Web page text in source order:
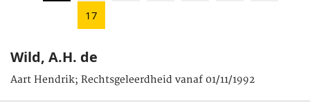
17
Wild, A.H. de
Aart Hendrik; Rechtsgeleerdheid vanaf 01/11/1992